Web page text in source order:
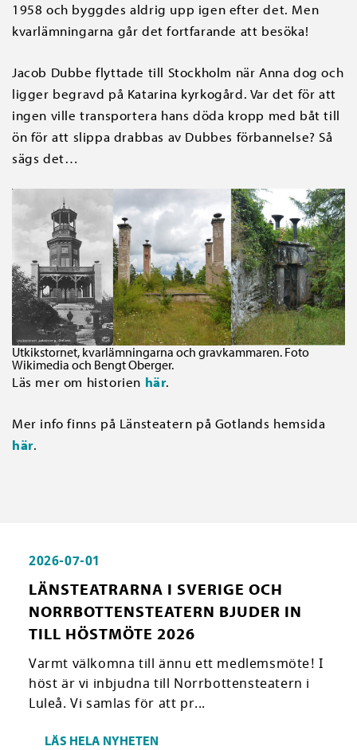
1958 och byggdes aldrig upp igen efter det. Men
kvarlämningarna går det fortfarande att besöka!
Jacob Dubbe flyttade till Stockholm när Anna dog och
ligger begravd på Katarina kyrkogård. Var det för att
ingen ville transportera hans döda kropp med båt till
ön för att slippa drabbas av Dubbes förbannelse? Så
sägs det…
Utkikstornet, kvarlämningarna och gravkammaren. Foto
Wikimedia och Bengt Oberger.
Läs mer om historien här.
Mer info finns på Länsteatern på Gotlands hemsida
här.
2026-07-01
LÄNSTEATRARNA I SVERIGE OCH
NORRBOTTENSTEATERN BJUDER IN
TILL HÖSTMÖTE 2026
Varmt välkomna till ännu ett medlemsmöte! I
höst är vi inbjudna till Norrbottensteatern i
Luleå. Vi samlas för att pr...
LÄS HELA NYHETEN